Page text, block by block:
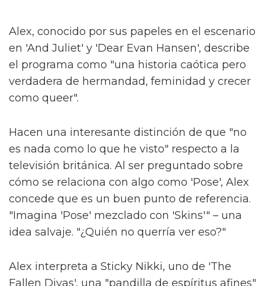
Alex, conocido por sus papeles en el escenario
en 'And Juliet' y 'Dear Evan Hansen', describe
el programa como "una historia caótica pero
verdadera de hermandad, feminidad y crecer
como queer".
Hacen una interesante distinción de que "no
es nada como lo que he visto" respecto a la
televisión británica. Al ser preguntado sobre
cómo se relaciona con algo como 'Pose', Alex
concede que es un buen punto de referencia.
"Imagina 'Pose' mezclado con 'Skins'" – una
idea salvaje. "¿Quién no querría ver eso?"
Alex interpreta a Sticky Nikki, uno de 'The
Fallen Divas', una "pandilla de espíritus afines"